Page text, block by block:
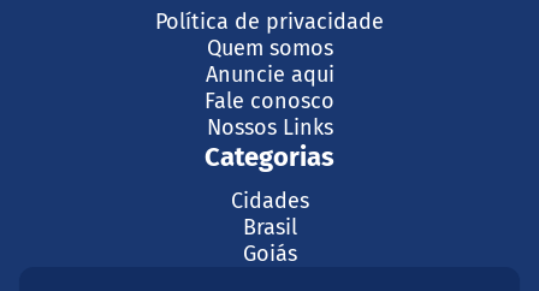
Política de privacidade
Quem somos
Anuncie aqui
Fale conosco
Nossos Links
Categorias
Cidades
Brasil
Goiás